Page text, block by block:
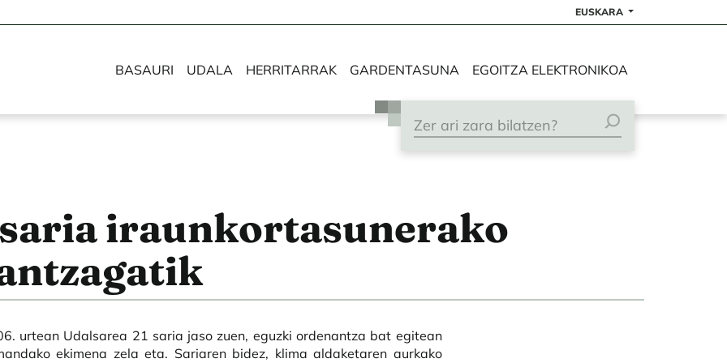
EUSKARA
BASAURI UDALA HERRITARRAK GARDENTASUNA EGOITZA ELEKTRONIKOA
saria iraunkortasunerako
urtean Udalsarea 21 saria jaso zuen, eguzki ordenantza bat egitean
ekimena zela eta. Sariaren bidez, klima aldaketaren aurkako